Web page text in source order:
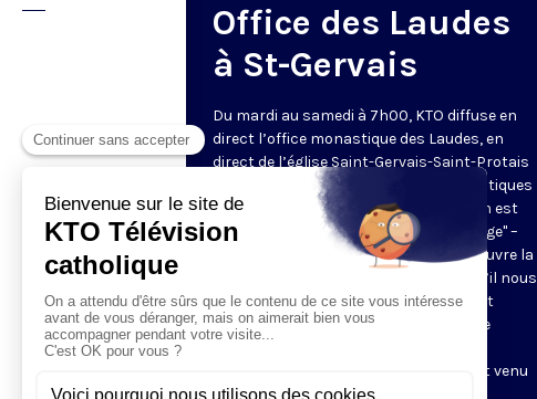
Office des Laudes
à St-Gervais
Du mardi au samedi à 7h00, KTO diffuse en
direct l’office monastique des Laudes, en
direct de l’église Saint-Gervais-Saint-Protais
(Paris IVe), avec les Fraternités Monastiques
de Jérusalem. Les Laudes – dont le nom est
dérivé du terme latin qui signifie "louange" –
sont d’abord la prière de louange qui ouvre la
journée pour remercier Dieu du don qu’il nous
fait de ce jour nouveau, et le placer tout
entier sous son regard. Mais son heure
Résurrection du Seigneur, "soleil levant venu
nous visiter" (Lc 1,28).